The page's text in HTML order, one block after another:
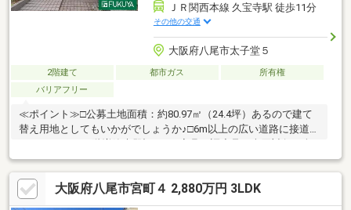
ＪＲ関西本線 久宝寺駅 徒歩11分
その他の交通
大阪府八尾市太子堂５
2階建て 都市ガス
所有権
バリアフリー
≪ポイント≫□公募土地面積：約80.97㎡（24.4坪）あるので建て
替え用地としてもいかがでしょうか♪□6m以上の広い道路に接道し
ております♪※１階増築未登記あり※家具・調度品は売買対象に含
まれません。◆当物件のお問い合わせは、FUKUYA八尾店までお
願い致します◆ＦＵＫＵＹＡ八尾店はアリオ南東側フコク生命ビ
ルの１階です。お電話、メール、ご来店随時受付中です。ネット
未掲載物件やこれから売り出し予定の情報も豊富にございますの
大阪府八尾市宮町４ 2,880万円 3LDK